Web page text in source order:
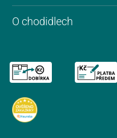
O chodidlech